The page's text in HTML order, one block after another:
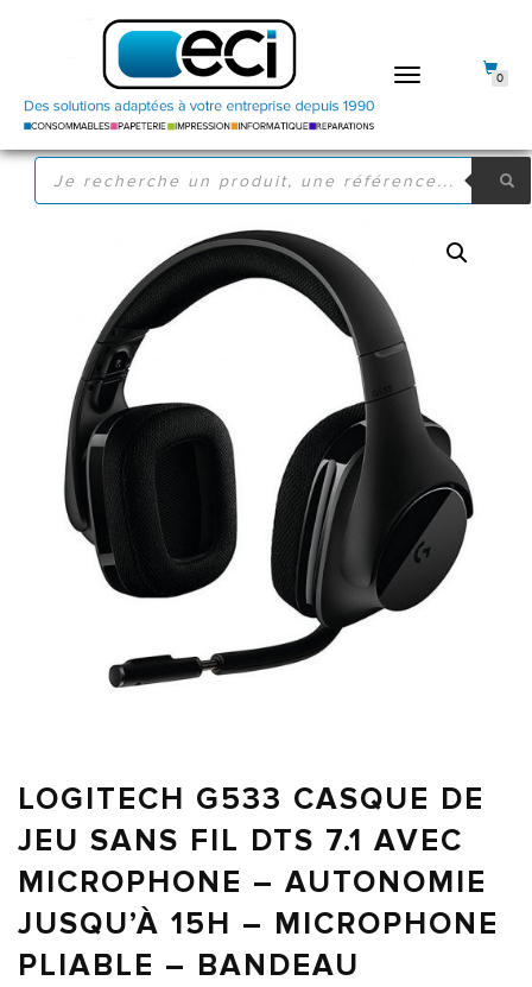
DÉPLIER
RECHERCHE
PRODUITS
0
LOGITECH G533 CASQUE DE
JEU SANS FIL DTS 7.1 AVEC
MICROPHONE – AUTONOMIE
JUSQU’À 15H – MICROPHONE
PLIABLE – BANDEAU